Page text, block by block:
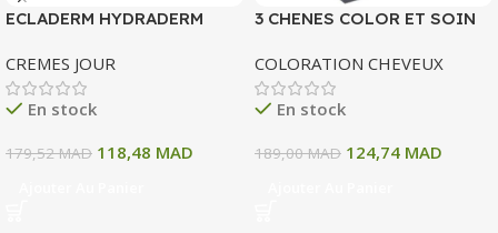
ECLADERM HYDRADERM
INTENSE 72H 50 ML
CREMES JOUR
En stock
179,52MAD 118,48 MAD
3 CHENES COLOR ET SOIN
10 A BLOND CLAIR CENDRE
135 ML
COLORATION CHEVEUX
En stock
189,00MAD 124,74 MAD